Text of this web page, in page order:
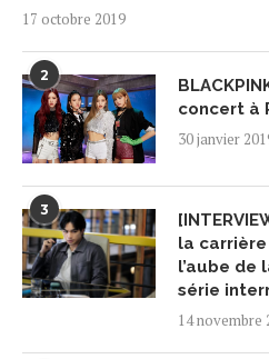
17 octobre 2019
2
concert à
30 janvier
3
la
l’aube de
série
14 novembre